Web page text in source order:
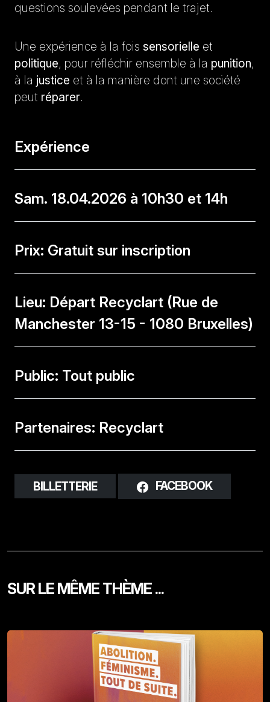
questions soulevées pendant le trajet.
Une expérience à la fois sensorielle et
politique, pour réfléchir ensemble à la punition,
à la justice et à la manière dont une société
peut réparer.
Expérience
Sam. 18.04.2026 à 10h30 et 14h
Prix: Gratuit sur inscription
Lieu: Départ Recyclart (Rue de
Manchester 13-15 - 1080 Bruxelles)
Public: Tout public
Partenaires: Recyclart
BILLETTERIE FACEBOOK
SUR LE MÊME THÈME ...